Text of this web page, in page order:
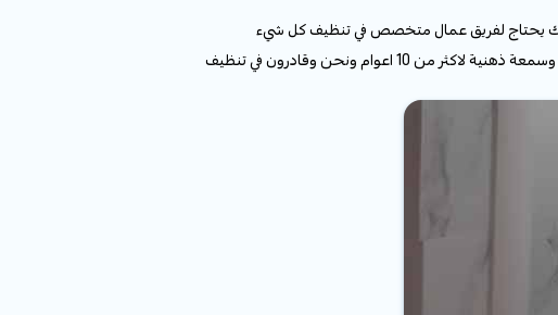
عليك الاستعانة بأفضل شركة تنظيف فلل بالربيعية حيث أننا نعتبر من شركات النظافة الافضل بالمملكة ذات احترافية وسمعة ذهنية لاكثر من 10 اعوام ونحن وقادرون في تنظيف